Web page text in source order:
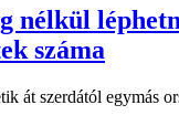
nélkül
száma
át szerdától egymás